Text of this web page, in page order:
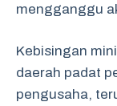
mengganggu
Kebisingan
daerah padat
pengusaha,